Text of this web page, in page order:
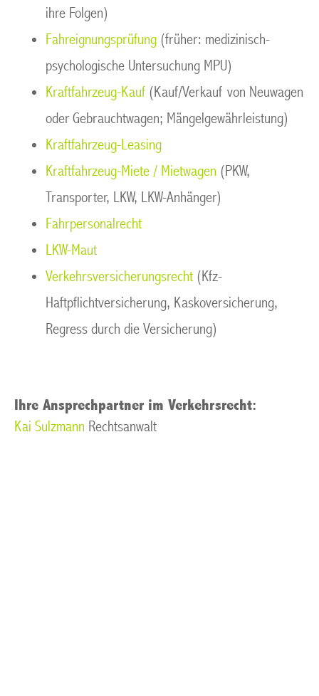
ihre Folgen)
Fahreignungsprüfung (früher: medizinisch-
psychologische Untersuchung MPU)
Kraftfahrzeug-Kauf (Kauf/Verkauf von Neuwagen
oder Gebrauchtwagen; Mängelgewährleistung)
Kraftfahrzeug-Leasing
Kraftfahrzeug-Miete / Mietwagen (PKW,
Transporter, LKW, LKW-Anhänger)
Fahrpersonalrecht
LKW-Maut
Verkehrsversicherungsrecht (Kfz-
Haftpflichtversicherung, Kaskoversicherung,
Regress durch die Versicherung)
Ihre Ansprechpartner im Verkehrsrecht:
Kai Sulzmann Rechtsanwalt